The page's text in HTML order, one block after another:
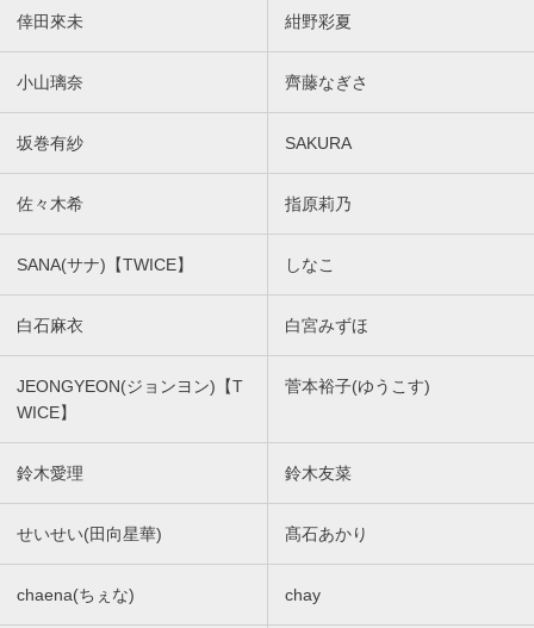
倖田來未 紺野彩夏
小山璃奈 齊藤なぎさ
坂巻有紗 SAKURA
佐々木希 指原莉乃
SANA(サナ)【TWICE】 しなこ
白石麻衣 白宮みずほ
JEONGYEON(ジョンヨン)【T
WICE】
菅本裕子(ゆうこす)
鈴木愛理 鈴木友菜
せいせい(田向星華) 髙石あかり
chaena(ちぇな) chay